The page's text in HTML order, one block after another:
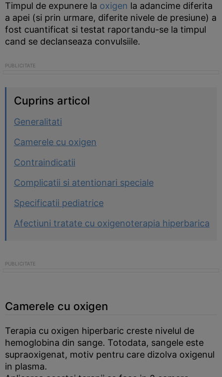
Timpul de expunere la oxigen la adancime diferita
a apei (si prin urmare, diferite nivele de presiune) a
fost cuantificat si testat raportandu-se la timpul
cand se declanseaza convulsiile.
Cuprins articol
Generalitati
Camerele cu oxigen
Contraindicatii
Complicatii si atentionari speciale
Specificatii pediatrice
Afectiuni tratate cu oxigenoterapia hiperbarica
Camerele cu oxigen
Terapia cu oxigen hiperbaric creste nivelul de
hemoglobina din sange. Totodata, sangele este
supraoxigenat, motiv pentru care dizolva oxigenul
in plasma.